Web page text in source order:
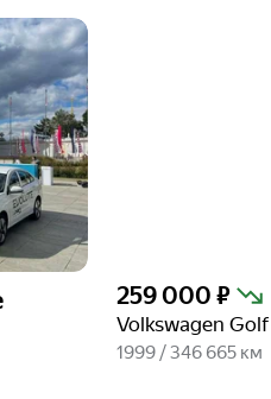
259 000 ₽
Volkswagen Golf
1999 / 346 665 км